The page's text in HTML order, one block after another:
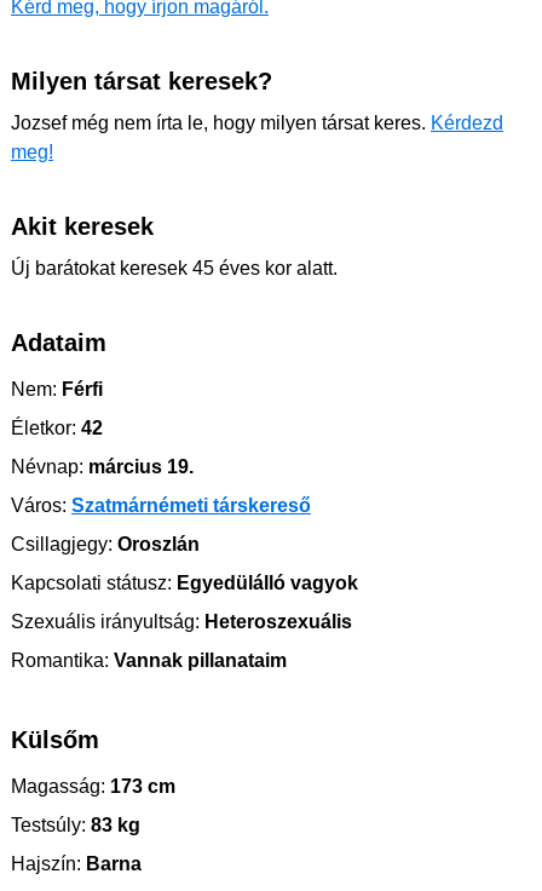
Kérd meg, hogy írjon magáról.
Milyen társat keresek?
Jozsef még nem írta le, hogy milyen társat keres. Kérdezd
meg!
Akit keresek
Új barátokat keresek 45 éves kor alatt.
Adataim
Nem: Férfi
Életkor: 42
Névnap: március 19.
Város: Szatmárnémeti társkereső
Csillagjegy: Oroszlán
Kapcsolati státusz: Egyedülálló vagyok
Szexuális irányultság: Heteroszexuális
Romantika: Vannak pillanataim
Külsőm
Magasság: 173 cm
Testsúly: 83 kg
Hajszín: Barna